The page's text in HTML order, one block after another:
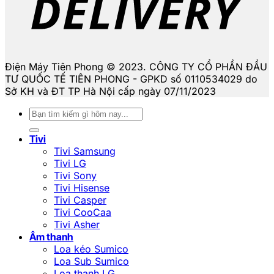
Điện Máy Tiên Phong © 2023. CÔNG TY CỔ PHẦN ĐẦU
TƯ QUỐC TẾ TIÊN PHONG - GPKD số 0110534029 do
Sở KH và ĐT TP Hà Nội cấp ngày 07/11/2023
Tìm
kiếm:
Tivi
Tivi Samsung
Tivi LG
Tivi Sony
Tivi Hisense
Tivi Casper
Tivi CooCaa
Tivi Asher
Âm thanh
Loa kéo Sumico
Loa Sub Sumico